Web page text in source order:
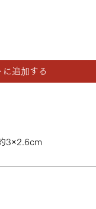
に追加する
3×2.6cm